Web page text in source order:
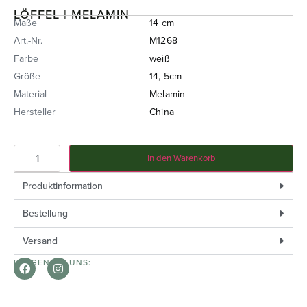
LÖFFEL | MELAMIN
Maße
14 cm
Art.-Nr.
M1268
Farbe
weiß
Größe
14, 5cm
Material
Melamin
Hersteller
China
In den Warenkorb
Produktinformation
Bestellung
Versand
FOLGEN SIE UNS: